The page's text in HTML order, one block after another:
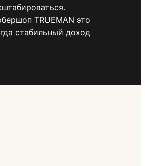
TRUEMAN это
стабильный доход